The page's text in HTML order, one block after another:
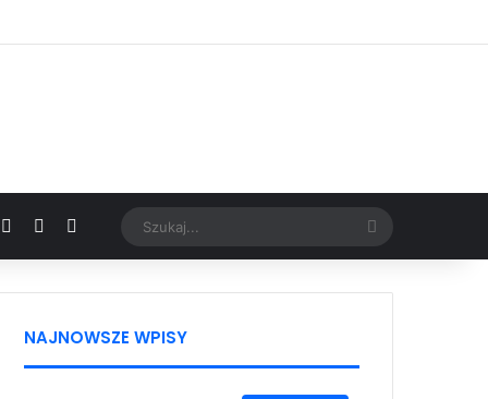
Facebook YouTubeGoogle News Szukaj...
NAJNOWSZE WPISY